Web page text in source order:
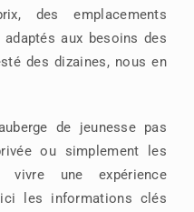
des emplacements
aux besoins des
des dizaines, nous en
de jeunesse pas
ou simplement les
vivre une expérience
les informations clés